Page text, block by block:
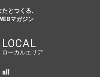
とつくる、
マガジン
LOCAL
ローカルエリア
all